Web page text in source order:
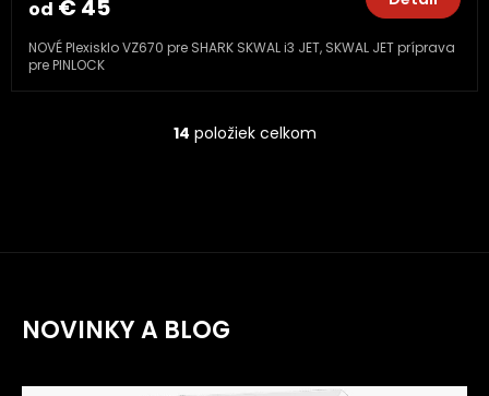
od € 45
NOVÉ Plexisklo VZ670 pre SHARK SKWAL i3 JET, SKWAL JET príprava
pre PINLOCK
O
a
14 položiek celkom
NOVINKY A BLOG